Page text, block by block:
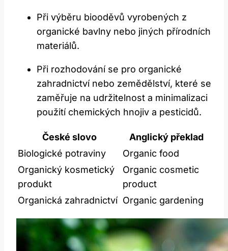
Při výběru biooděvů vyrobených z
organické bavlny nebo jiných přírodních
materiálů.
Při rozhodování se pro organické
zahradnictví nebo zemědělství, které se
zaměřuje na udržitelnost a minimalizaci
použití chemických hnojiv a pesticidů.
České slovo
Anglický překlad
Biologické potraviny
Organic food
Organický kosmetický
produkt
Organic cosmetic
product
Organická zahradnictví Organic gardening